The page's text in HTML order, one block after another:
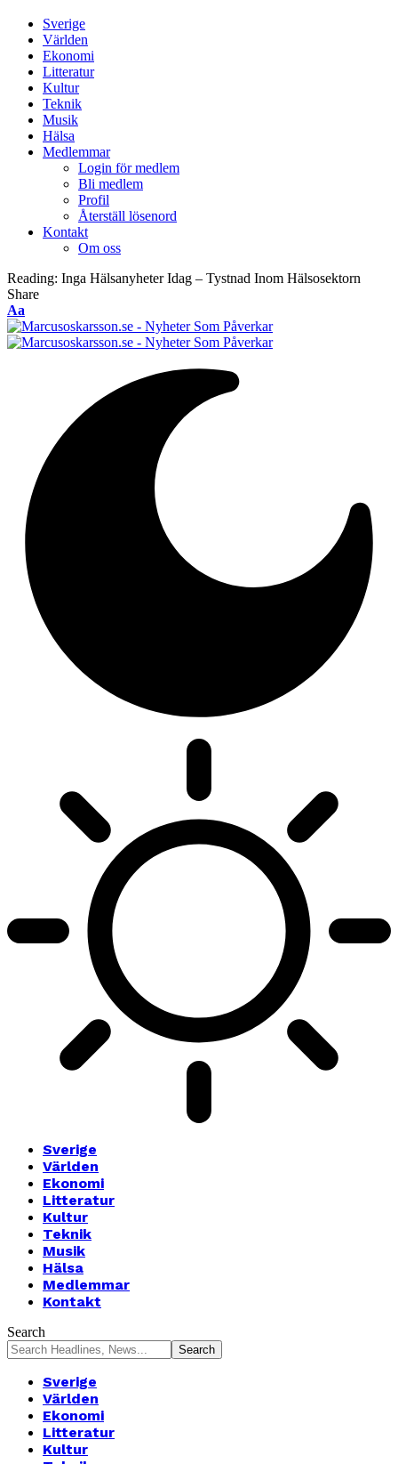
Sverige
Världen
Ekonomi
Litteratur
Kultur
Teknik
Musik
Hälsa
Medlemmar
Login för medlem
Bli medlem
Profil
Återställ lösenord
Kontakt
Om oss
Reading: Inga Hälsanyheter Idag – Tystnad Inom Hälsosektorn
Share
Font
Resizer
Aa
Sverige
Världen
Ekonomi
Litteratur
Kultur
Teknik
Musik
Hälsa
Medlemmar
Kontakt
Search
Sverige
Världen
Ekonomi
Litteratur
Kultur